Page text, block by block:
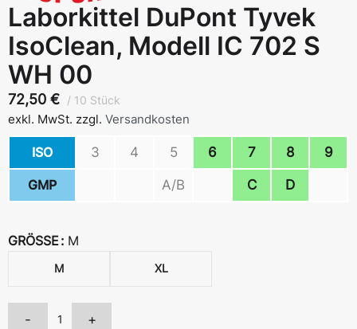
Laborkittel DuPont Tyvek
IsoClean, Modell IC 702 S
WH 00
72,50 € 10 Stück
exkl. MwSt. zzgl. Versandkosten
ISO 3 4 5 6 7 8 9
GMP A/B C D
GRÖSSE M
M XL
- +